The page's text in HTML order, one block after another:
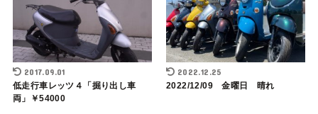
2017.09.01
低走行車レッツ４「掘り出し車
両」￥54000
2022.12.25
2022/12/09 金曜日 晴れ